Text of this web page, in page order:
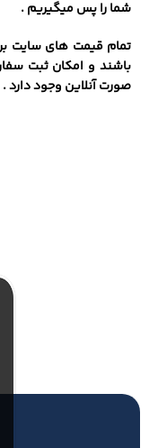
شما را پس میگیریم .
تمام قیمت های سایت
باشند و امکان ثبت
صورت آنلاین وجود دارد .